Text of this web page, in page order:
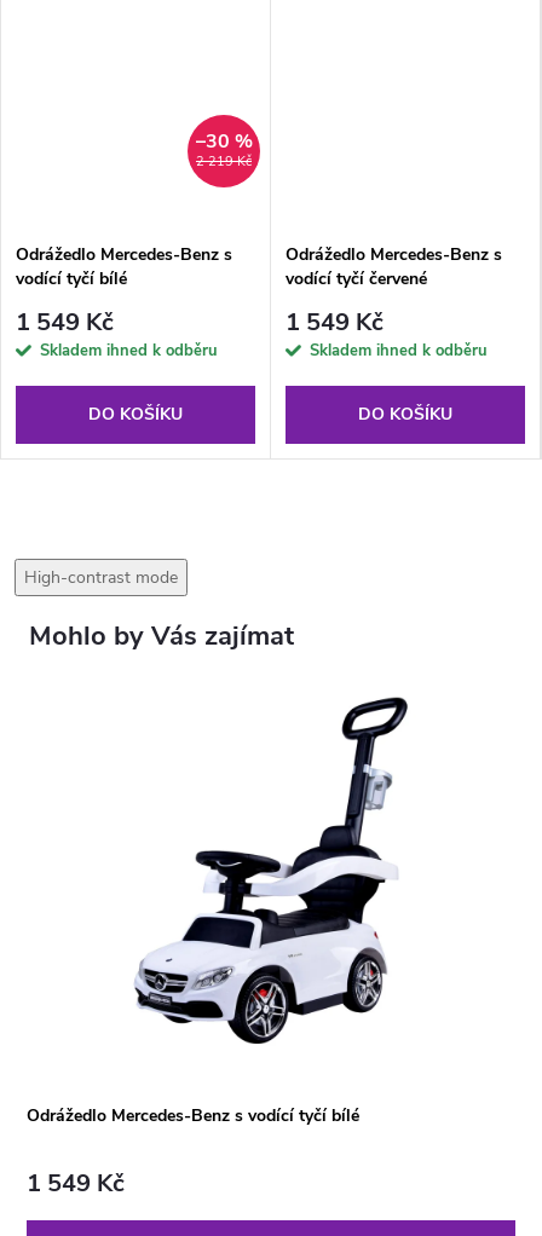
2 219 Kč
–30 %
Odrážedlo Mercedes-Benz s
vodící tyčí bílé
1 549 Kč
Skladem ihned k odběru
DO KOŠÍKU
Odrážedlo Mercedes-Benz s
vodící tyčí červené
1 549 Kč
Skladem ihned k odběru
DO KOŠÍKU
High-contrast mode
Odrážedlo Mercedes-Benz s vodící tyčí bílé
1 549 Kč